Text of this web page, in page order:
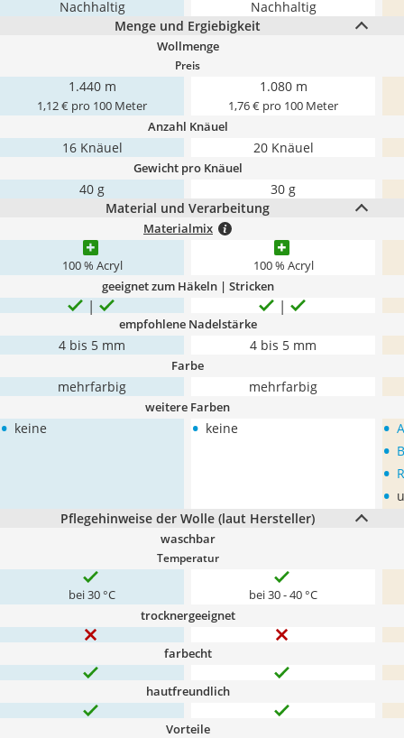
Nachhaltig
Nachhaltig
Menge und Ergiebigkeit
Wollmenge
Preis
1.440 m
1,12 € pro 100 Meter
1.080 m
1,76 € pro 100 Meter
Anzahl Knäuel
16 Knäuel 20 Knäuel
Gewicht pro Knäuel
40 g
30 g
Material und Verarbeitung
Materialmix
100 % Acryl 100 % Acryl
geeignet zum Häkeln | Stricken
empfohlene Nadelstärke
4 bis 5 mm 4 bis 5 mm
Farbe
mehrfarbig mehrfarbig
weitere Farben
• keine • keine •
•
•
•
Pflegehinweise der Wolle (laut Hersteller)
waschbar
Temperatur
bei 30 °C bei 30 - 40 °C
trocknergeeignet
farbecht
hautfreundlich
Vorteile